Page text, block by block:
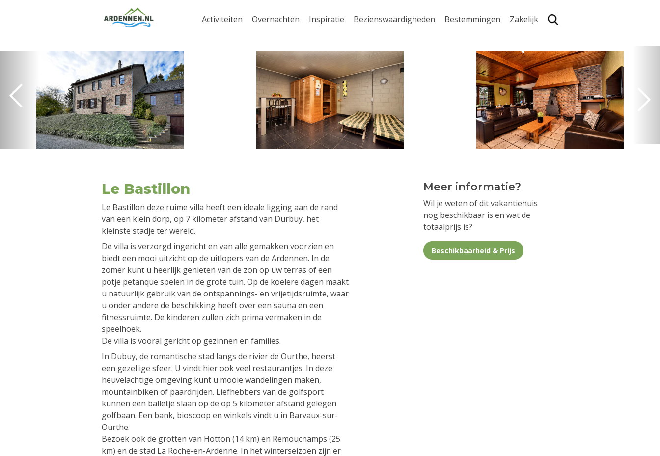
Activiteiten Overnachten Inspiratie Bezienswaardigheden Bestemmingen Zakelijk
Le Bastillon
Le Bastillon deze ruime villa heeft een ideale ligging aan de rand
van een klein dorp, op 7 kilometer afstand van Durbuy, het
kleinste stadje ter wereld.
De villa is verzorgd ingericht en van alle gemakken voorzien en
biedt een mooi uitzicht op de uitlopers van de Ardennen. In de
zomer kunt u heerlijk genieten van de zon op uw terras of een
potje petanque spelen in de grote tuin. Op de koelere dagen maakt
u natuurlijk gebruik van de ontspannings- en vrijetijdsruimte, waar
u onder andere de beschikking heeft over een sauna en een
fitnessruimte. De kinderen zullen zich prima vermaken in de
speelhoek.
De villa is vooral gericht op gezinnen en families.
In Dubuy, de romantische stad langs de rivier de Ourthe, heerst
een gezellige sfeer. U vindt hier ook veel restaurantjes. In deze
heuvelachtige omgeving kunt u mooie wandelingen maken,
mountainbiken of paardrijden. Liefhebbers van de golfsport
kunnen een balletje slaan op de op 5 kilometer afstand gelegen
golfbaan. Een bank, bioscoop en winkels vindt u in Barvaux-sur-
Ourthe.
Bezoek ook de grotten van Hotton (14 km) en Remouchamps (25
km) en de stad La Roche-en-Ardenne. In het winterseizoen zijn er
Meer informatie?
Wil je weten of dit vakantiehuis
nog beschikbaar is en wat de
totaalprijs is?
Beschikbaarheid & Prijs